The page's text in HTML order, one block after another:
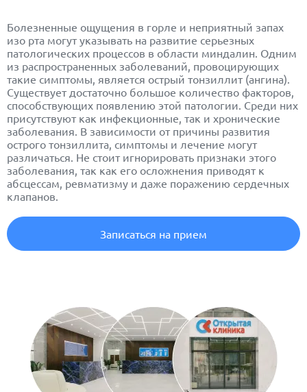
Болезненные ощущения в горле и неприятный запах
изо рта могут указывать на развитие серьезных
патологических процессов в области миндалин. Одним
из распространенных заболеваний, провоцирующих
такие симптомы, является острый тонзиллит(ангина).
Существует достаточно большое количество факторов,
способствующих появлению этой патологии. Среди них
присутствуют как инфекционные, так и хронические
заболевания. В зависимости от причины развития
острого тонзиллита, симптомы и лечение могут
различаться. Не стоит игнорировать признаки этого
заболевания, так как его осложнения приводят к
абсцессам, ревматизму и даже поражению сердечных
клапанов.
Записаться на прием